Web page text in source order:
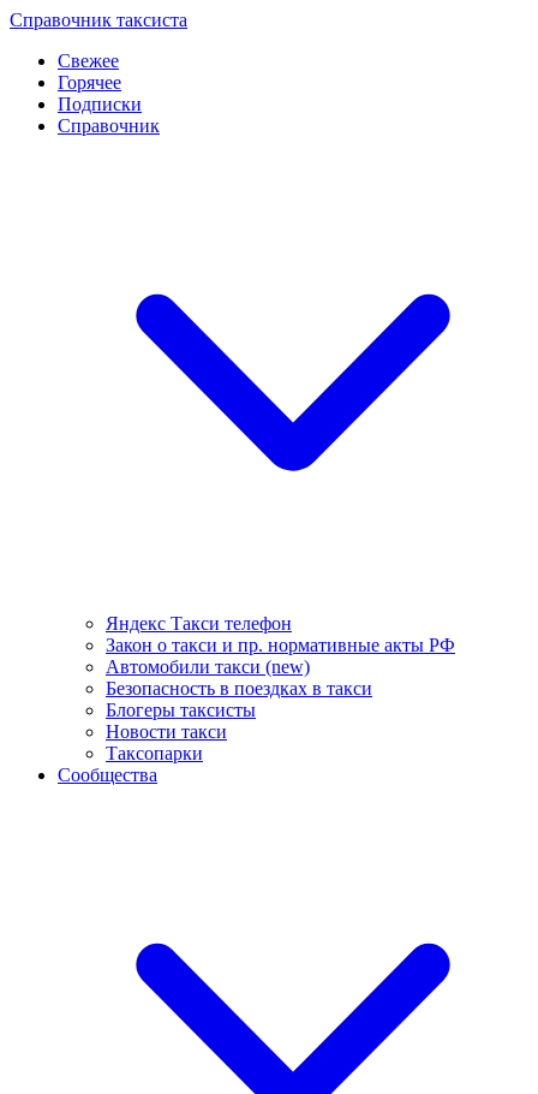
Перейти
контенту
Справочник таксиста
Свежее
Горячее
Подписки
Справочник
Яндекс Такси телефон
Закон о такси и пр. нормативные акты РФ
Автомобили такси (new)
Безопасность в поездках в такси
Блогеры таксисты
Новости такси
Таксопарки
Сообщества